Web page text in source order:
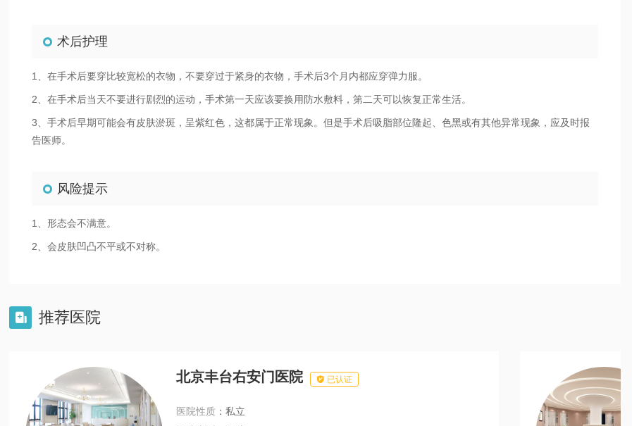
术后护理
1、在手术后要穿比较宽松的衣物，不要穿过于紧身的衣物，手术后3个月内都应穿弹力服。
2、在手术后当天不要进行剧烈的运动，手术第一天应该要换用防水敷料，第二天可以恢复正常生活。
3、手术后早期可能会有皮肤淤斑，呈紫红色，这都属于正常现象。但是手术后吸脂部位隆起、色黑或有其他异常现象，应及时报
告医师。
风险提示
1、形态会不满意。
2、会皮肤凹凸不平或不对称。
 推荐医院
北京丰台右安门医院  已认证
医院性质 ：私立